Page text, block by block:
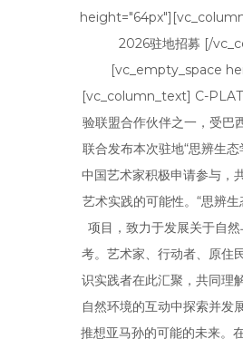
2026驻地招募 [/
[vc_empty_space
[vc_column_text] C-
验联盟合作伙伴之一，受
联合发布本次驻地“思辨生
中国艺术家积极申请参与，
艺术实践的可能性。“思辨
项目，致力于发展关于自
考。艺术家、行动者、原住
识实践者在此汇聚，共同理
自然环境的互动中探索并发
推想亚马孙的可能的未来。